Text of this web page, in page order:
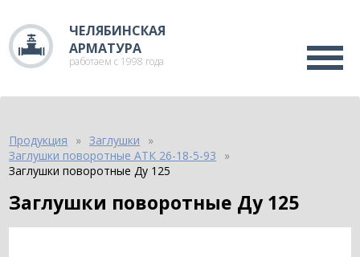
ЧЕЛЯБИНСКАЯ
АРМАТУРА
работаем с 1998 года
Продукция
Заглушки
Заглушки поворотные АТК 26-18-5-93
Заглушки поворотные Ду 125
Заглушки поворотные Ду 125